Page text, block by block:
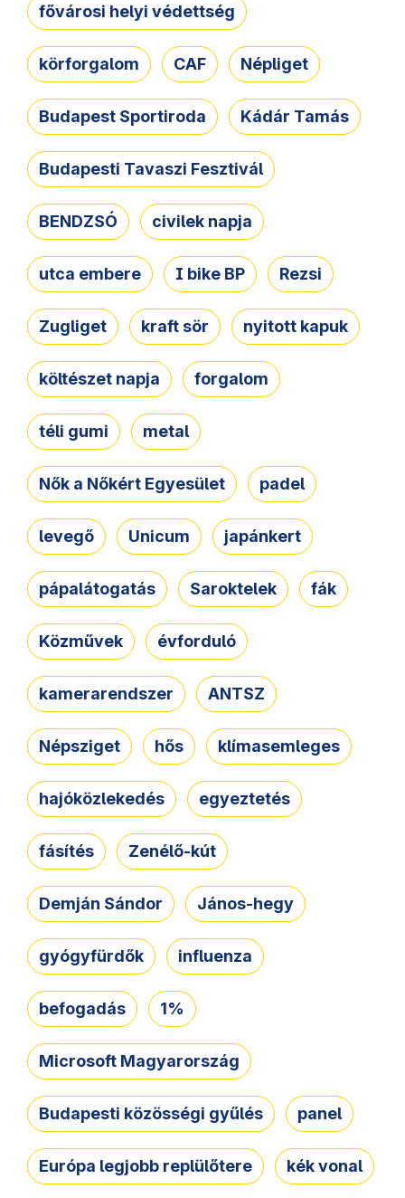
fővárosi helyi védettség
körforgalom CAF Népliget
Budapest Sportiroda Kádár Tamás
Budapesti Tavaszi Fesztivál
BENDZSÓ civilek napja
utca embere I bike BP Rezsi
Zugliget kraft sör nyitott kapuk
költészet napja forgalom
téli gumi metal
Nők a Nőkért Egyesület padel
levegő Unicum japánkert
pápalátogatás Saroktelek fák
Közművek évforduló
kamerarendszer ANTSZ
Népsziget hős klímasemleges
hajóközlekedés egyeztetés
fásítés Zenélő-kút
Demján Sándor János-hegy
gyógyfürdők influenza
befogadás 1%
Microsoft Magyarország
Budapesti közösségi gyűlés panel
Európa legjobb replülőtere kék vonal